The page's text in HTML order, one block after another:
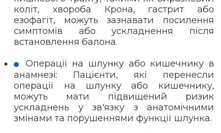
коліт, хвороба Крона, гастрит або
езофагіт, можуть зазнавати посилення
симптомів або ускладнення після
встановлення балона.
Операції на шлунку або кишечнику в
анамнезі: Пацієнти, які перенесли
операції на шлунку або кишечнику,
можуть мати підвищений ризик
ускладнень у зв'язку з анатомічними
змінами та порушеннями функції шлунка.